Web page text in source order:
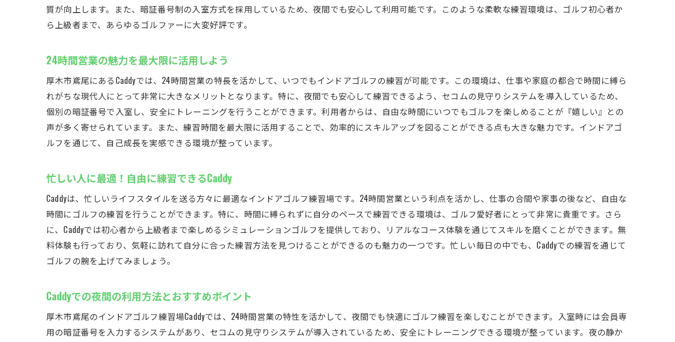
質が向上します。また、暗証番号制の入室方式を採用しているため、夜間でも安心して利用可能です。このような柔軟な練習環境は、ゴルフ初心者か
ら上級者まで、あらゆるゴルファーに大変好評です。
24時間営業の魅力を最大限に活用しよう
厚木市鳶尾にあるCaddyでは、24時間営業の特長を活かして、いつでもインドアゴルフの練習が可能です。この環境は、仕事や家庭の都合で時間に縛ら
れがちな現代人にとって非常に大きなメリットとなります。特に、夜間でも安心して練習できるよう、セコムの見守りシステムを導入しているため、
個別の暗証番号で入室し、安全にトレーニングを行うことができます。利用者からは、自由な時間にいつでもゴルフを楽しめることが『嬉しい』との
声が多く寄せられています。また、練習時間を最大限に活用することで、効率的にスキルアップを図ることができる点も大きな魅力です。インドアゴ
ルフを通じて、自己成長を実感できる環境が整っています。
忙しい人に最適！自由に練習できるCaddy
Caddyは、忙しいライフスタイルを送る方々に最適なインドアゴルフ練習場です。24時間営業という利点を活かし、仕事の合間や家事の後など、自由な
時間にゴルフの練習を行うことができます。特に、時間に縛られずに自分のペースで練習できる環境は、ゴルフ愛好者にとって非常に貴重です。さら
に、Caddyでは初心者から上級者まで楽しめるシミュレーションゴルフを提供しており、リアルなコース体験を通じてスキルを磨くことができます。無
料体験も行っており、気軽に訪れて自分に合った練習方法を見つけることができるのも魅力の一つです。忙しい毎日の中でも、Caddyでの練習を通じて
ゴルフの腕を上げてみましょう。
Caddyでの夜間の利用方法とおすすめポイント
厚木市鳶尾のインドアゴルフ練習場Caddyでは、24時間営業の特性を活かして、夜間でも快適にゴルフ練習を楽しむことができます。入室時には会員専
用の暗証番号を入力するシステムがあり、セコムの見守りシステムが導入されているため、安全にトレーニングできる環境が整っています。夜の静か